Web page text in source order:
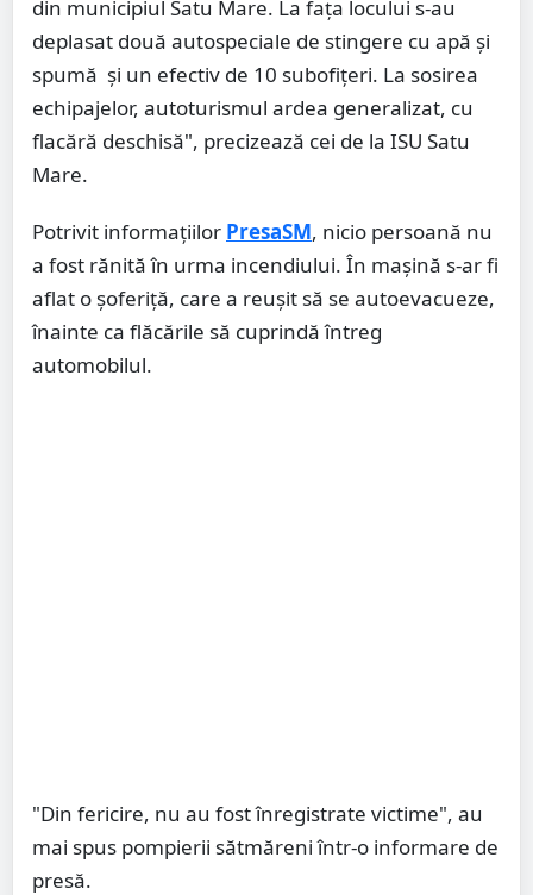
din municipiul Satu Mare. La fața locului s-au
deplasat două autospeciale de stingere cu apă și
spumă și un efectiv de 10 subofițeri. La sosirea
echipajelor, autoturismul ardea generalizat, cu
flacără deschisă", precizează cei de la ISU Satu
Mare.
Potrivit informațiilor PresaSM, nicio persoană nu
a fost rănită în urma incendiului. În mașină s-ar fi
aflat o șoferiță, care a reușit să se autoevacueze,
înainte ca flăcările să cuprindă întreg
automobilul.
"Din fericire, nu au fost înregistrate victime", au
mai spus pompierii sătmăreni într-o informare de
presă.